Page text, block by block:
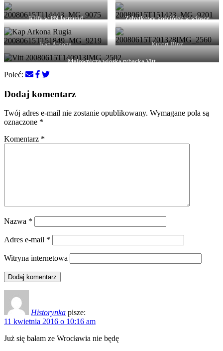
Klify w PN Jasmund
Zabytkowy kościółek w wiosce
Vitt
Kap Arkona Kurort Binz
Malownicza wioska rybacka Vitt
Poleć:
Dodaj komentarz
Twój adres e-mail nie zostanie opublikowany. Wymagane pola są
oznaczone *
Komentarz *
Nazwa *
Adres e-mail *
Witryna internetowa
Historynka pisze:
11 kwietnia 2016 o 10:16 am
Już się bałam ze Wrocławia nie będę